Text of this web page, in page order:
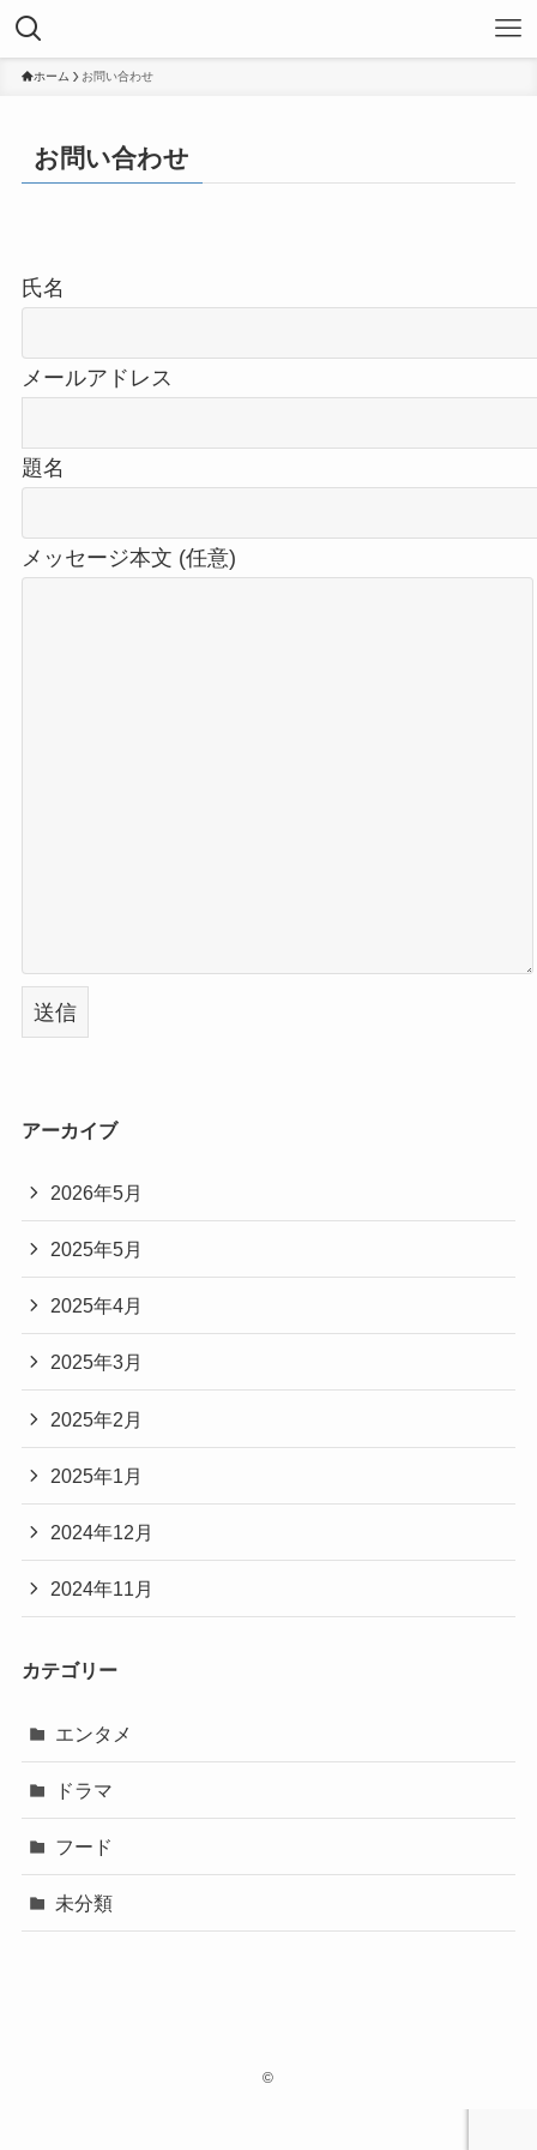
ホーム お問い合わせ
お問い合わせ
氏名
メールアドレス
題名
メッセージ本文 (任意)
アーカイブ
2026年5月
2025年5月
2025年4月
2025年3月
2025年2月
2025年1月
2024年12月
2024年11月
カテゴリー
エンタメ
ドラマ
フード
未分類
©